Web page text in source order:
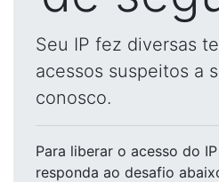
Seu IP fez diversas
acessos suspeitos a
conosco.
Para liberar o acesso do IP
responda ao desafio